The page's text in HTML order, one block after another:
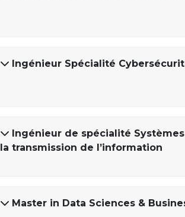
Ingénieur Spécialité
Ingénieur de spécialité
la transmission de l’information
Master in Data Sciences &